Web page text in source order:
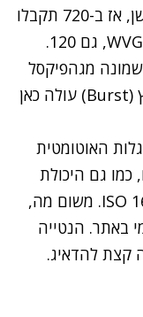
קצת רזולוציה לטובת צילומי סלואו מושן, אז ב-720 תקבלו
צילום גם במאה פריימים לשניה, וב-WVGA, גם 120.
מגהפיקסל
ובמרווחים קבועים, אלא שהצילום פרץ (Burst) עולה כאן
האוטומטית
גם היכולת
לשלוט ברמת החשיפה בין 400 ל-1600 ISO. משום מה,
באתר. הנטייה
קצת להדאיג.